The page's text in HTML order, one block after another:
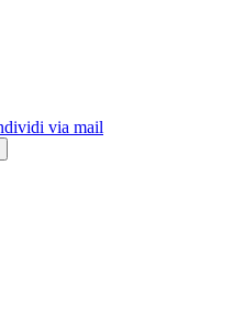
via mail